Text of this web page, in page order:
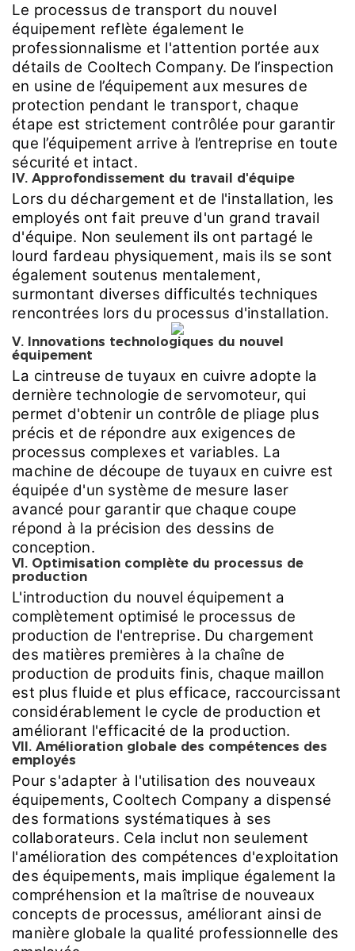
Le processus de transport du nouvel
équipement reflète également le
professionnalisme et l'attention portée aux
détails de Cooltech Company. De l’inspection
en usine de l’équipement aux mesures de
protection pendant le transport, chaque
étape est strictement contrôlée pour garantir
que l’équipement arrive à l’entreprise en toute
sécurité et intact.
IV. Approfondissement du travail d'équipe
Lors du déchargement et de l'installation, les
employés ont fait preuve d'un grand travail
d'équipe. Non seulement ils ont partagé le
lourd fardeau physiquement, mais ils se sont
également soutenus mentalement,
surmontant diverses difficultés techniques
rencontrées lors du processus d'installation.
V. Innovations technologiques du nouvel
équipement
La cintreuse de tuyaux en cuivre adopte la
dernière technologie de servomoteur, qui
permet d'obtenir un contrôle de pliage plus
précis et de répondre aux exigences de
processus complexes et variables. La
machine de découpe de tuyaux en cuivre est
équipée d'un système de mesure laser
avancé pour garantir que chaque coupe
répond à la précision des dessins de
conception.
VI. Optimisation complète du processus de
production
L'introduction du nouvel équipement a
complètement optimisé le processus de
production de l'entreprise. Du chargement
des matières premières à la chaîne de
production de produits finis, chaque maillon
est plus fluide et plus efficace, raccourcissant
considérablement le cycle de production et
améliorant l'efficacité de la production.
VII. Amélioration globale des compétences des
employés
Pour s'adapter à l'utilisation des nouveaux
équipements, Cooltech Company a dispensé
des formations systématiques à ses
collaborateurs. Cela inclut non seulement
l'amélioration des compétences d'exploitation
des équipements, mais implique également la
compréhension et la maîtrise de nouveaux
concepts de processus, améliorant ainsi de
manière globale la qualité professionnelle des